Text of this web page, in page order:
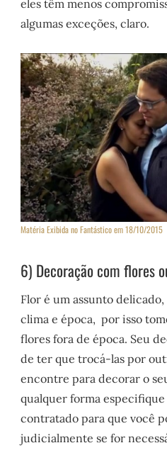
eles têm menos
algumas exceções, claro.
Matéria Exibida no Fantástico em 18/10/2015
6) Decoração com flores
Flor é um assunto
clima e época, por isso
flores fora de época. Seu
de ter que trocá-las por
encontre para decorar o
qualquer forma
contratado para que você
judicialmente se for